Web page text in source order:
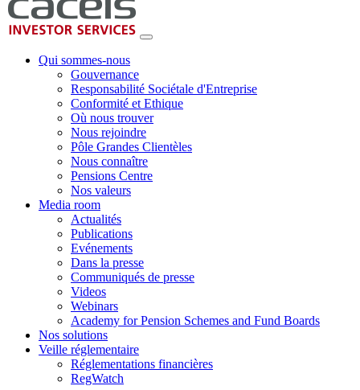
Qui sommes-nous
Gouvernance
Responsabilité Sociétale d'Entreprise
Conformité et Ethique
Où nous trouver
Nous rejoindre
Pôle Grandes Clientèles
Nous connaître
Pensions Centre
Nos valeurs
Media room
Actualités
Publications
Evénements
Dans la presse
Communiqués de presse
Videos
Webinars
Academy for Pension Schemes and Fund Boards
Nos solutions
Veille réglementaire
Réglementations financières
RegWatch